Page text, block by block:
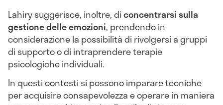
Lahiry suggerisce, inoltre, diconcentrarsi sulla
gestione delle emozioni, prendendo in
considerazione la possibilità di rivolgersi a gruppi
di supporto o di intraprendere terapie
psicologiche individuali.
In questi contesti si possono imparare tecniche
per acquisire consapevolezza e operare in maniera